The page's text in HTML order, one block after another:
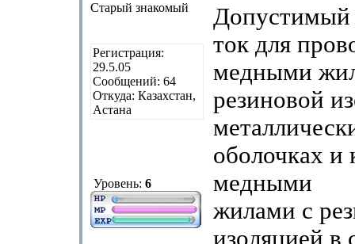
Старый знакомый
Регистрация:
29.5.05
Сообщений: 64
Откуда: Казахстан,
Астана
Уровень: 6
Допустимый
ток для
медными
резиновой
оболочках и
медными
жилами с
изоляцией в